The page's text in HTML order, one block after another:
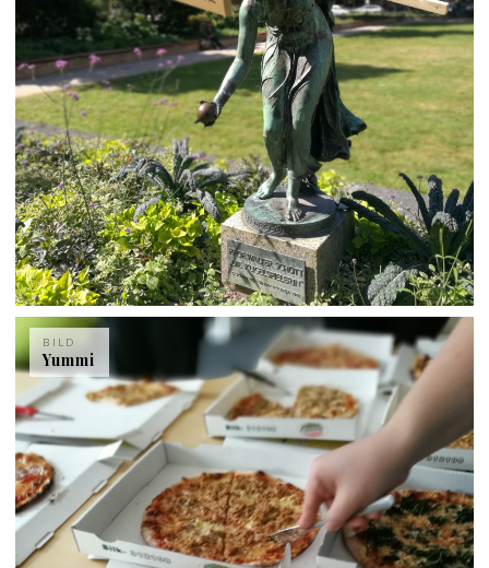
BILD
Yummi